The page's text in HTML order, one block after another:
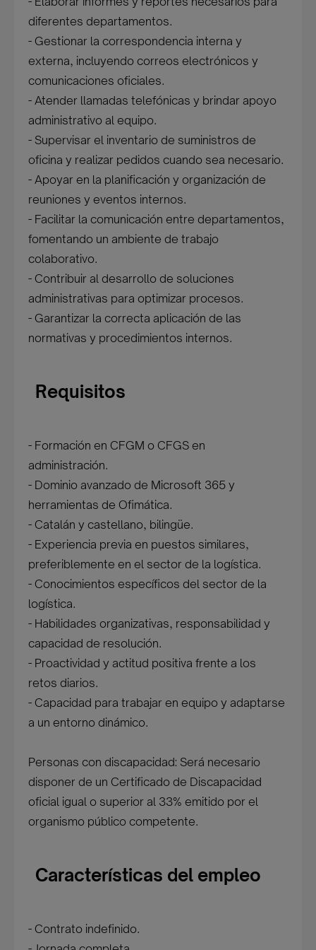
diferentes departamentos.
- Gestionar la correspondencia interna y
externa, incluyendo correos electrónicos y
comunicaciones oficiales.
- Atender llamadas telefónicas y brindar apoyo
administrativo al equipo.
- Supervisar el inventario de suministros de
oficina y realizar pedidos cuando sea necesario.
- Apoyar en la planificación y organización de
reuniones y eventos internos.
- Facilitar la comunicación entre departamentos,
fomentando un ambiente de trabajo
colaborativo.
- Contribuir al desarrollo de soluciones
administrativas para optimizar procesos.
- Garantizar la correcta aplicación de las
normativas y procedimientos internos.
Requisitos
- Formación en CFGM o CFGS en
administración.
- Dominio avanzado de Microsoft 365 y
herramientas de Ofimática.
- Catalán y castellano, bilingüe.
- Experiencia previa en puestos similares,
preferiblemente en el sector de la logística.
- Conocimientos específicos del sector de la
logística.
- Habilidades organizativas, responsabilidad y
capacidad de resolución.
- Proactividad y actitud positiva frente a los
retos diarios.
- Capacidad para trabajar en equipo y adaptarse
a un entorno dinámico.
Personas con discapacidad: Será necesario
disponer de un Certificado de Discapacidad
oficial igual o superior al 33% emitido por el
organismo público competente.
Características del empleo
- Contrato indefinido.